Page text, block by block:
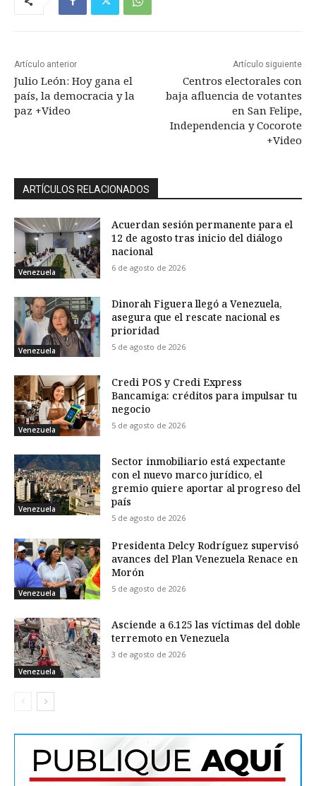
Artículo anterior
Julio León: Hoy gana el
país, la democracia y la
paz +Video
Artículo siguiente
Centros electorales con
baja afluencia de votantes
en San Felipe,
Independencia y Cocorote
+Video
ARTÍCULOS RELACIONADOS
Venezuela
Acuerdan sesión permanente para el
12 de agosto tras inicio del diálogo
nacional
6 de agosto de 2026
Venezuela
Dinorah Figuera llegó a Venezuela,
asegura que el rescate nacional es
prioridad
5 de agosto de 2026
Venezuela
Credi POS y Credi Express
Bancamiga: créditos para impulsar tu
negocio
5 de agosto de 2026
Venezuela
Sector inmobiliario está expectante
con el nuevo marco jurídico, el
gremio quiere aportar al progreso del
país
5 de agosto de 2026
Venezuela
Presidenta Delcy Rodríguez supervisó
avances del Plan Venezuela Renace en
Morón
5 de agosto de 2026
Venezuela
Asciende a 6.125 las víctimas del doble
terremoto en Venezuela
3 de agosto de 2026